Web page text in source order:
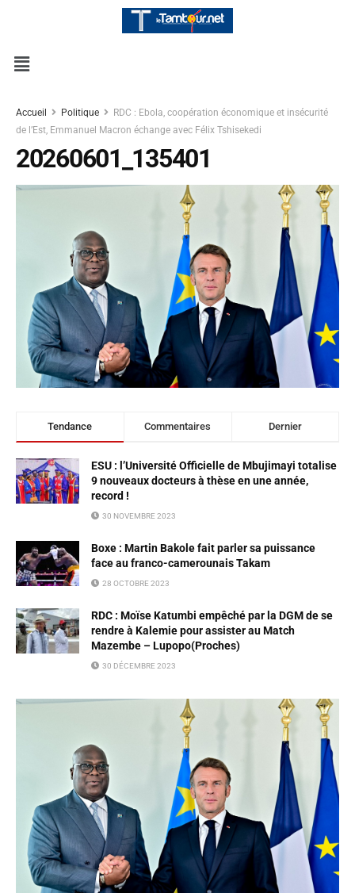
Accueil Politique
RDC : Ebola, coopération économique et insécurité
de l’Est, Emmanuel Macron échange avec Félix Tshisekedi
20260601_135401
Tendance Commentaires Dernier
ESU : l’Université Officielle de Mbujimayi totalise
9 nouveaux docteurs à thèse en une année,
record !
30 NOVEMBRE 2023
Boxe : Martin Bakole fait parler sa puissance
face au franco-camerounais Takam
28 OCTOBRE 2023
RDC : Moïse Katumbi empêché par la DGM de se
rendre à Kalemie pour assister au Match
Mazembe – Lupopo(Proches)
30 DÉCEMBRE 2023